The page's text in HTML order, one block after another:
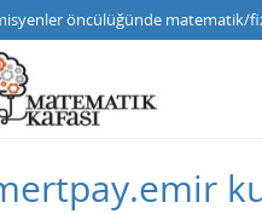
öncülüğünde matematik/